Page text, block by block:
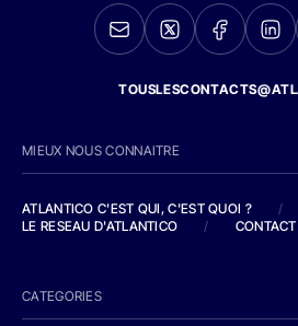
MIEUX NOUS CONNAITRE
ATLANTICO C'EST QUI, C'EST QUOI ?
/
LE RESEAU D'ATLANTICO
/ CONTACT
CATEGORIES